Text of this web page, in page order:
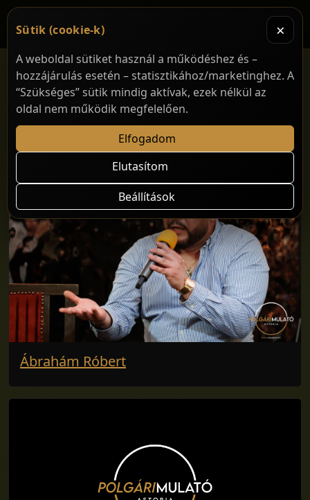
Ábrahám Róbert
Sütik (cookie-k) ×
A weboldal sütiket használ a működéshez és –
hozzájárulás esetén – statisztikához/marketinghez. A
“Szükséges” sütik mindig aktívak, ezek nélkül az
oldal nem működik megfelelően.
Elfogadom
Elutasítom
Beállítások